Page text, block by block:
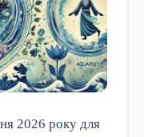
2026 року для